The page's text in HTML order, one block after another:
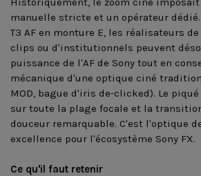
manuelle stricte et un opérateur dédié.
T3 AF en monture E, les réalisateurs
clips ou d'institutionnels peuvent
puissance de l'AF de Sony tout en
mécanique d'une optique ciné
MOD, bague d'iris de-clicked). Le
sur toute la plage focale et la
douceur remarquable. C'est l'optique
excellence pour l'écosystème Sony FX.
Ce qu'il faut retenir